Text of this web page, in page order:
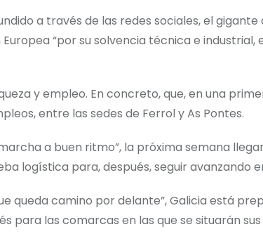
a través de las redes sociales, el
“por su solvencia técnica e
y empleo. En concreto, que, en una
entre las sedes de Ferrol y As Pontes.
a buen ritmo”, la próxima semana
logística para, después, seguir avanzando
queda camino por delante”, Galicia está
para las comarcas en las que se situarán